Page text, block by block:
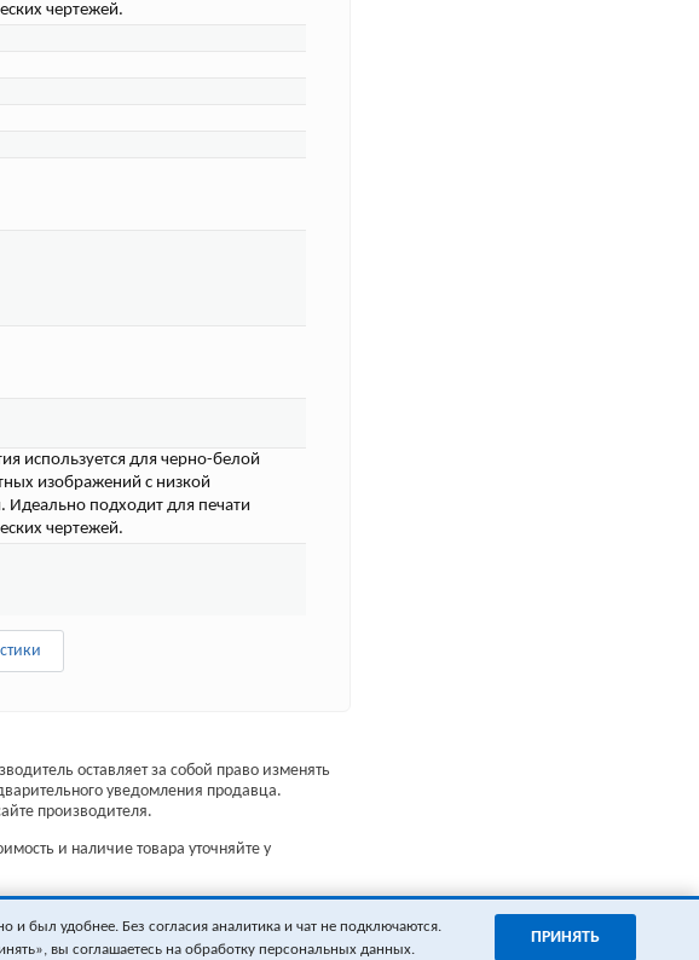
чертежей.
используется для черно-белой
изображений с низкой
Идеально подходит для печати
чертежей.
оставляет за собой право изменять
уведомления продавца.
производителя.
и наличие товара уточняйте у
был удобнее. Без согласия аналитика и чат не подключаются.
вы соглашаетесь на обработку персональных данных.
ПРИНЯТЬ